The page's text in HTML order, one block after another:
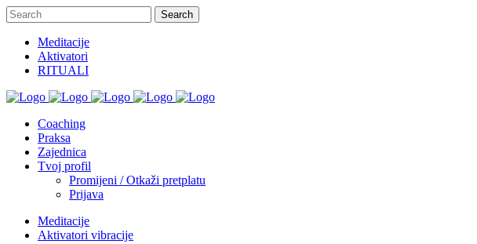
Meditacije
Aktivatori
RITUALI
Coaching
Praksa
Zajednica
Tvoj profil
Promijeni / Otkaži pretplatu
Prijava
Meditacije
Aktivatori vibracije